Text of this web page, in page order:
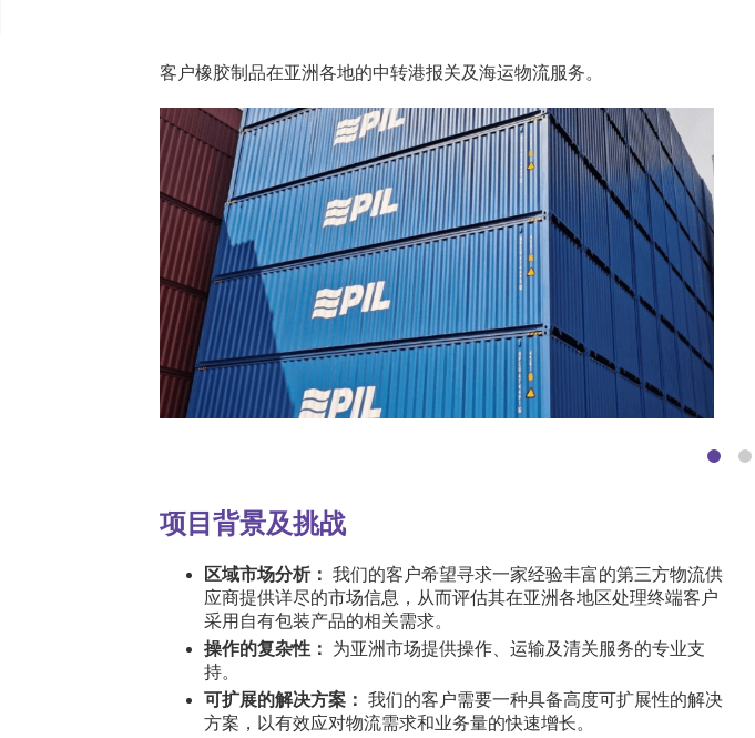
客户橡胶制品在亚洲各地的中转港报关及海运物流服务。
项目背景及挑战
区域市场分析： 我们的客户希望寻求一家经验丰富的第三方物流供
应商提供详尽的市场信息，从而评估其在亚洲各地区处理终端客户
采用自有包装产品的相关需求。
操作的复杂性：
为亚洲市场提供操作、运输及清关服务的专业支
持。
可扩展的解决方案： 我们的客户需要一种具备高度可扩展性的解决
方案，以有效应对物流需求和业务量的快速增长。